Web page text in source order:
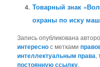
Товарный знак
охраны по иску
Запись опубликована
интереснос метками
интеллектуальным права,
постоянную ссылку.